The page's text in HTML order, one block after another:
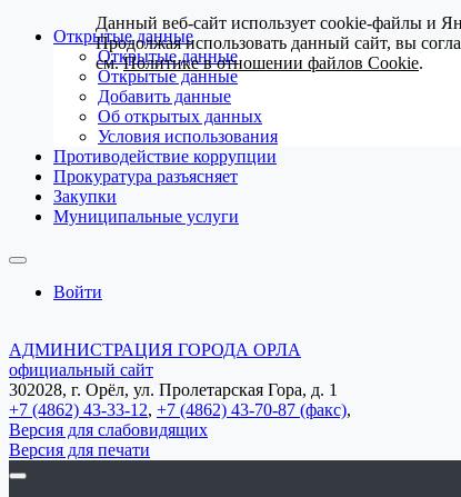
Открытые данные
Открытые данные
Открытые данные
Добавить данные
Об открытых данных
Условия использования
Противодействие коррупции
Прокуратура разъясняет
Закупки
Муниципальные услуги
Войти
АДМИНИСТРАЦИЯ ГОРОДА ОРЛА
официальный сайт
302028, г. Орёл, ул. Пролетарская Гора, д. 1
+7 (4862) 43-33-12, +7 (4862) 43-70-87 (факс),
Версия для слабовидящих
Версия для печати
Данный веб-сайт использует cookie-файлы и
Продолжая использовать данный сайт, вы
см.Политике в отношении файлов Cookie.